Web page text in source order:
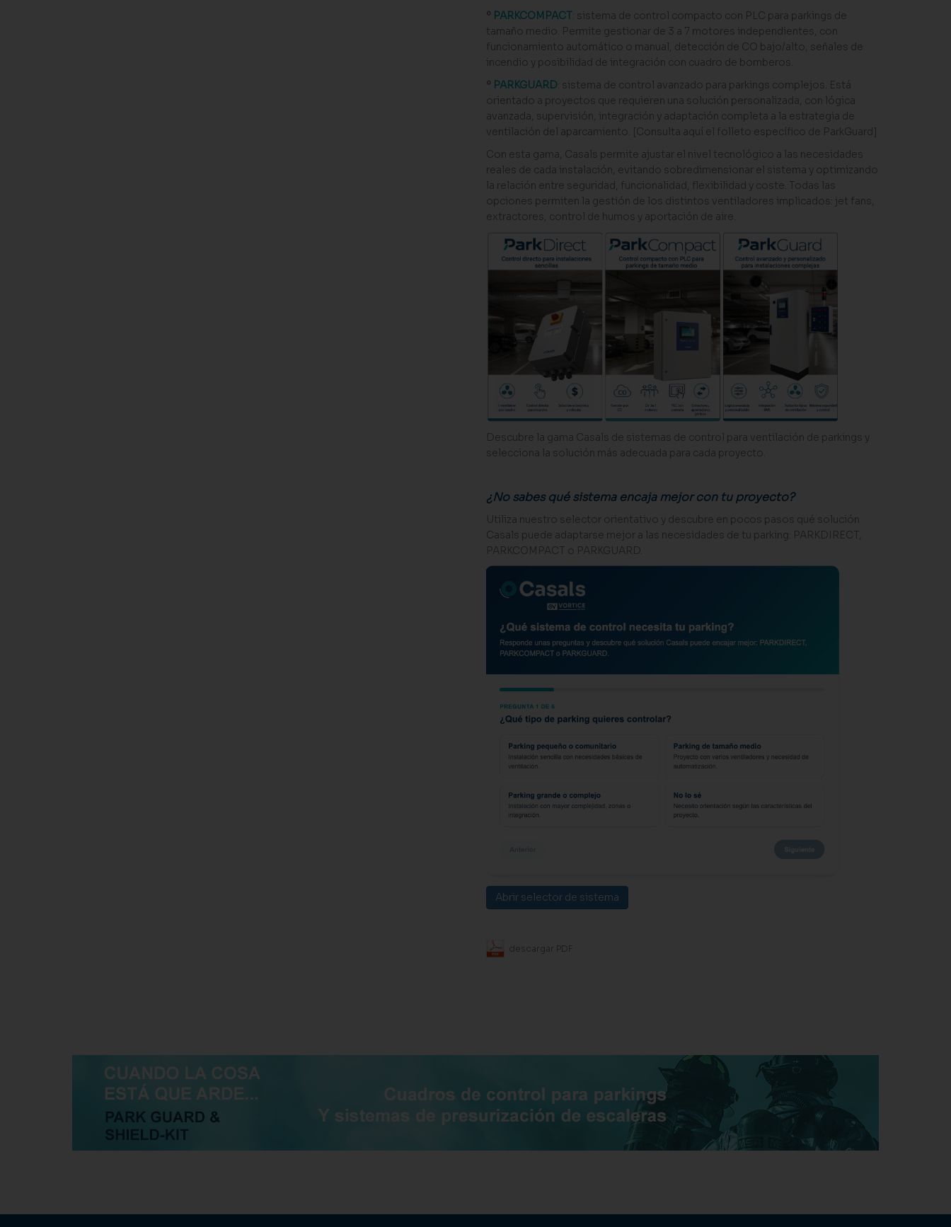
º PARKCOMPACT: sistema de control compacto con PLC para parkings de
tamaño medio. Permite gestionar de 3 a 7 motores independientes, con
funcionamiento automático o manual, detección de CO bajo/alto, señales de
incendio y posibilidad de integración con cuadro de bomberos.
º PARKGUARD: sistema de control avanzado para parkings complejos. Está
orientado a proyectos que requieren una solución personalizada, con lógica
avanzada, supervisión, integración y adaptación completa a la estrategia de
ventilación del aparcamiento. [Consulta aquí el folleto específico de ParkGuard]
Con esta gama, Casals permite ajustar el nivel tecnológico a las necesidades
reales de cada instalación, evitando sobredimensionar el sistema y optimizando
la relación entre seguridad, funcionalidad, flexibilidad y coste. Todas las
opciones permiten la gestión de los distintos ventiladores implicados: jet fans
extractores, control de humos y aportación de aire.
Descubre la gama Casals de sistemas de control para ventilación de parkings y
selecciona la solución más adecuada para cada proyecto.
¿No sabes qué sistema encaja mejor con tu proyecto?
Utiliza nuestro selector orientativo y descubre en pocos pasos qué solución
Casals puede adaptarse mejor a las necesidades de tu parking: PARKDIRECT,
PARKCOMPACT o PARKGUARD.
Abrir selector de sistema
descargar PDF